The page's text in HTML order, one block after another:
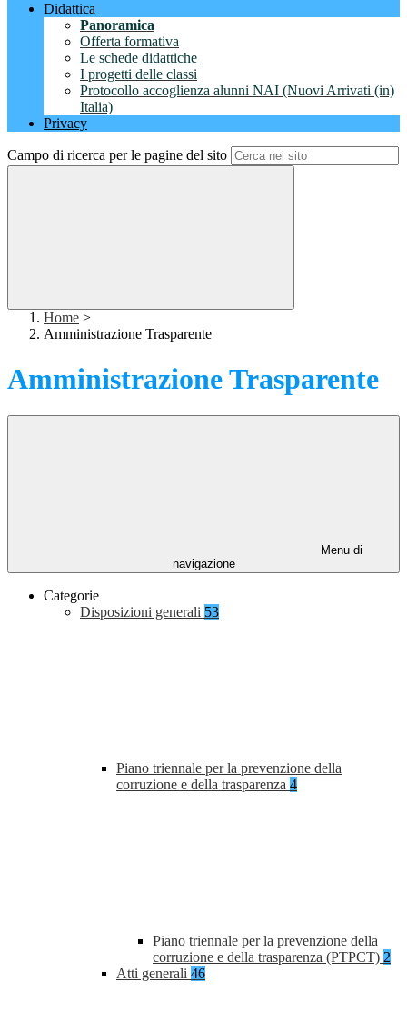
Didattica
Panoramica
Offerta formativa
Le schede didattiche
I progetti delle classi
Protocollo accoglienza alunni NAI (Nuovi Arrivati (in)
Italia)
Privacy
Campo di ricerca per le pagine del sito
Home >
Amministrazione Trasparente
Amministrazione Trasparente
Menu di
navigazione
Categorie
Disposizioni generali 53
Piano triennale per la prevenzione della
corruzione e della trasparenza 4
Piano triennale per la prevenzione della
corruzione e della trasparenza (PTPCT) 2
Atti generali 46